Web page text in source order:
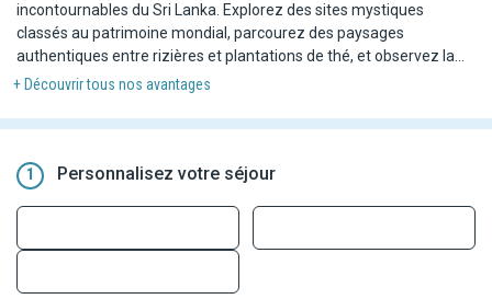
incontournables du Sri Lanka. Explorez des sites mystiques
classés au patrimoine mondial, parcourez des paysages
authentiques entre rizières et plantations de thé, et observez la
vie sauvage pendant un safari-photo en 4x4. Pour finir en beauté,
Pour plus de flexibilité, ce combiné est disponible en plusieurs
durées :
- Le programme
inclut le circuit de 5 nuits suivi d'un
séjour de 4 nuits au Framissima Heritance Ahungalla.
+ Découvrir tous nos avantages
1 Personnalisez votre séjour